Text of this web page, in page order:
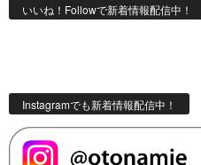
いいね！Followで新着情報配信中！
Instagramでも新着情報配信中！